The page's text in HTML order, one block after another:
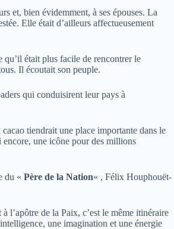
et, bien évidemment, à ses épouses. La
Elle était d’ailleurs affectueusement
qu’il était plus facile de rencontrer le
Il écoutait son peuple.
qui conduisirent leur pays à
tiendrait une place importante dans le
une icône pour des millions
du « Père de la Nation« , Félix Houphouët-
l’apôtre de la Paix, c’est le même itinéraire
une imagination et une énergie